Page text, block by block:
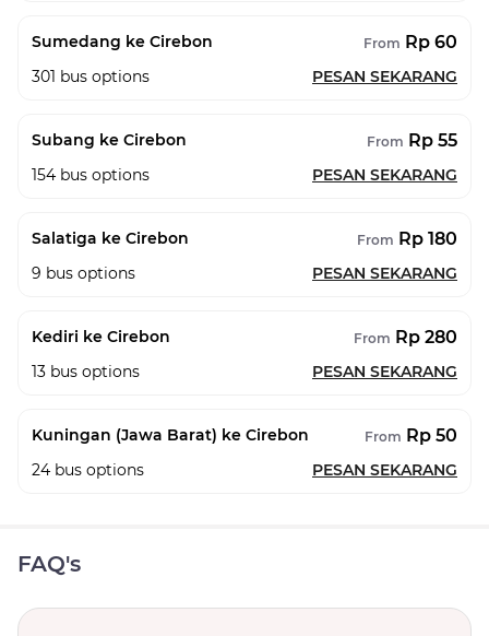
Sumedang ke Cirebon From Rp 60
301 bus options PESAN SEKARANG
Subang ke Cirebon From Rp 55
154 bus options PESAN SEKARANG
Salatiga ke Cirebon From Rp 180
9 bus options PESAN SEKARANG
Kediri ke Cirebon From Rp 280
13 bus options PESAN SEKARANG
Kuningan (Jawa Barat) ke Cirebon From Rp 50
24 bus options PESAN SEKARANG
FAQ's